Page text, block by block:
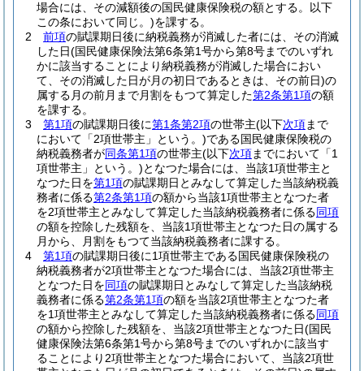
場合には、その減額後の国民健康保険税の額とする。以下
この条において同じ。)を課する。
2
前項の賦課期日後に納税義務が消滅した者には、その消滅
した日(国民健康保険法第6条第1号から第8号までのいずれ
かに該当することにより納税義務が消滅した場合におい
て、その消滅した日が月の初日であるときは、その前日)の
属する月の前月まで月割をもつて算定した第2条第1項の額
を課する。
3
第1項の賦課期日後に第1条第2項の世帯主(以下次項まで
において「2項世帯主」という。)である国民健康保険税の
納税義務者が同条第1項の世帯主(以下次項までにおいて「1
項世帯主」という。)となつた場合には、当該1項世帯主と
なつた日を第1項の賦課期日とみなして算定した当該納税義
務者に係る第2条第1項の額から当該1項世帯主となつた者
を2項世帯主とみなして算定した当該納税義務者に係る同項
の額を控除した残額を、当該1項世帯主となつた日の属する
月から、月割をもつて当該納税義務者に課する。
4
第1項の賦課期日後に1項世帯主である国民健康保険税の
納税義務者が2項世帯主となつた場合には、当該2項世帯主
となつた日を同項の賦課期日とみなして算定した当該納税
義務者に係る第2条第1項の額を当該2項世帯主となつた者
を1項世帯主とみなして算定した当該納税義務者に係る同項
の額から控除した残額を、当該2項世帯主となつた日(国民
健康保険法第6条第1号から第8号までのいずれかに該当す
ることにより2項世帯主となつた場合において、当該2項世